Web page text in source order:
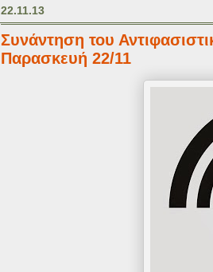
22.11.13
Συνάντηση του
Παρασκευή 22/11